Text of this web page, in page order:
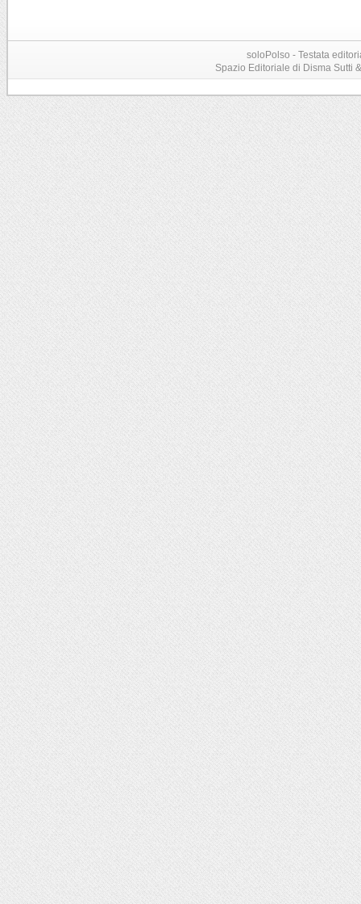
soloPolso - Testata
Spazio Editoriale di Disma Sutti